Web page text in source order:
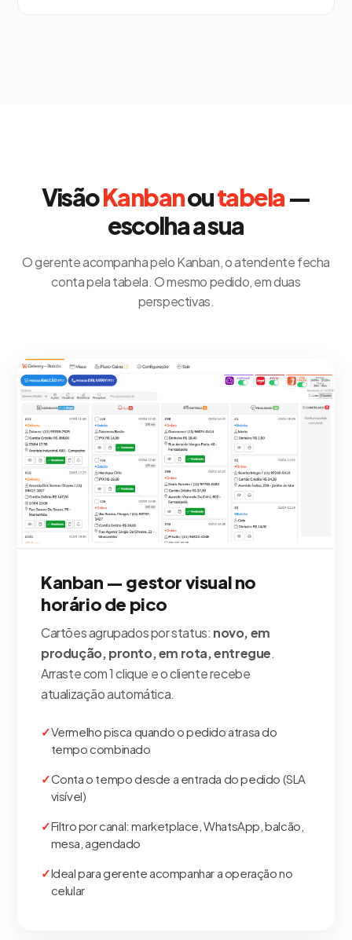
VisãoKanbanoutabela—
escolha a sua
O gerente acompanha pelo Kanban, o atendente fecha
conta pela tabela. O mesmo pedido, em duas
perspectivas.
Kanban — gestor visual no
horário de pico
Cartões agrupados por status: novo, em
produção, pronto, em rota, entregue.
Arraste com 1 clique e o cliente recebe
atualização automática.
Vermelho pisca quando o pedido atrasa do
tempo combinado
Conta o tempo desde a entrada do pedido (SLA
visível)
Filtro por canal: marketplace, WhatsApp, balcão,
mesa, agendado
Ideal para gerente acompanhar a operação no
celular